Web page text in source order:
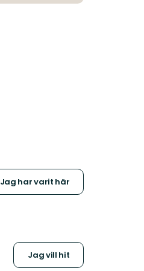
Jag har varit här
Jag vill hit